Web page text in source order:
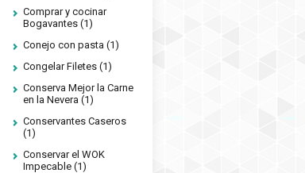
Comprar y cocinar
Bogavantes (1)
Conejo con pasta (1)
Congelar Filetes (1)
Conserva Mejor la Carne
en la Nevera (1)
Conservantes Caseros
(1)
Conservar el WOK
Impecable (1)